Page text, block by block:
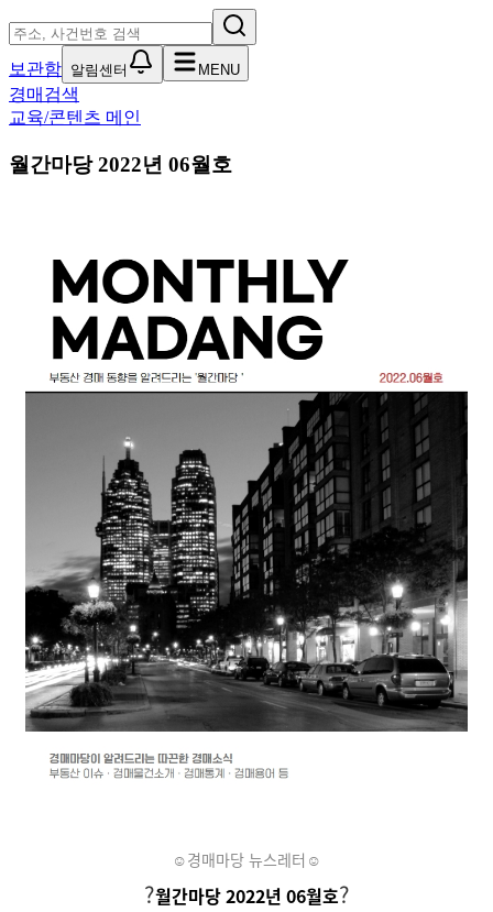
보관함 알림센터 MENU
경매검색
교육/콘텐츠 메인
월간마당 2022년 06월호
☺경매마당 뉴스레터☺
?월간마당 2022년 06월호?